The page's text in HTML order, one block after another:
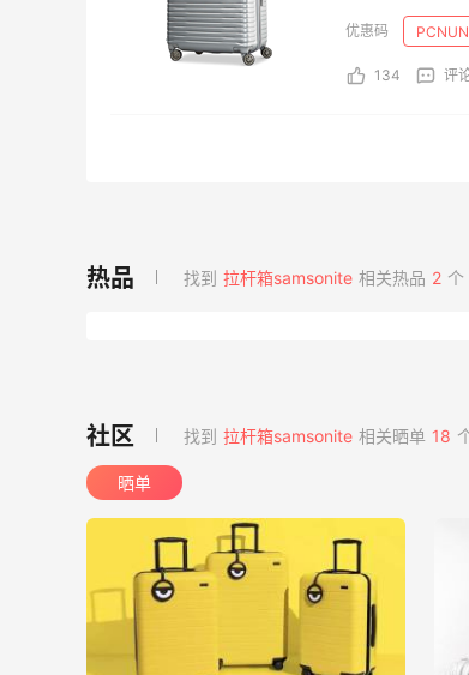
家，站点遍及全
都有数百万的新
力于服务中国用
134 评
找到 拉杆箱samsonite 相关热品 2 个
找到 拉杆箱samsonite 相关晒单 18
晒单